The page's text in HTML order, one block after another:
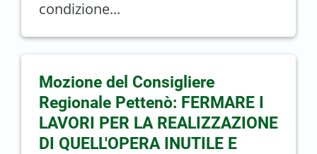
condizione...
Mozione del Consigliere
Regionale Pettenò: FERMARE I
LAVORI PER LA REALIZZAZIONE
DI QUELL'OPERA INUTILE E